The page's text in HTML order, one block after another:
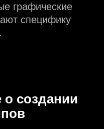
графические
специфику
создании